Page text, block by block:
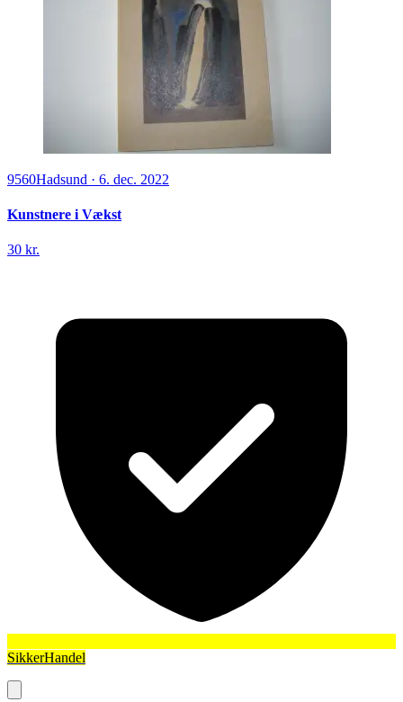
9560Hadsund · 6. dec. 2022
Kunstnere i Vækst
30 kr.
SikkerHandel